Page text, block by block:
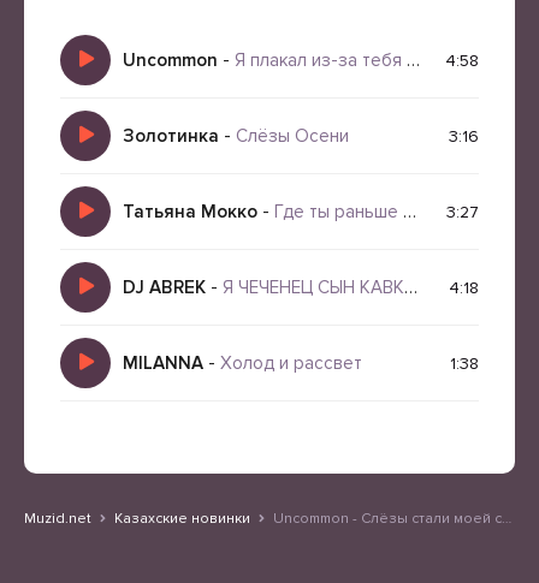
Uncommon - Я плакал из-за тебя и стал сильней 4:58
Золотинка - Слёзы Осени 3:16
Татьяна Мокко - Где ты раньше был 3:27
DJ ABREK - Я ЧЕЧЕНЕЦ СЫН КАВКАЗА 4:18
MILANNA - Холод и рассвет 1:38
Muzid.net Казахские новинки Uncommon - Слёзы стали моей силой